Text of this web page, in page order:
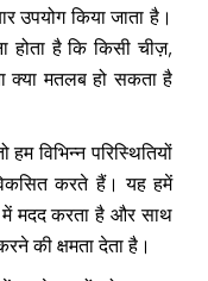
उपयोग किया जाता है।
होता है कि किसी चीज़,
क्या मतलब हो सकता है
विभिन्न परिस्थितियों
करते हैं। यह हमें
में मदद करता है और साथ
की क्षमता देता है।